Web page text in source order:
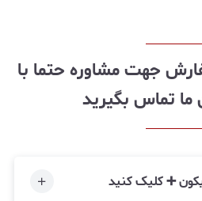
جهت مشاوره حتما با
ما تماس بگیرید
➕ کلیک کنید